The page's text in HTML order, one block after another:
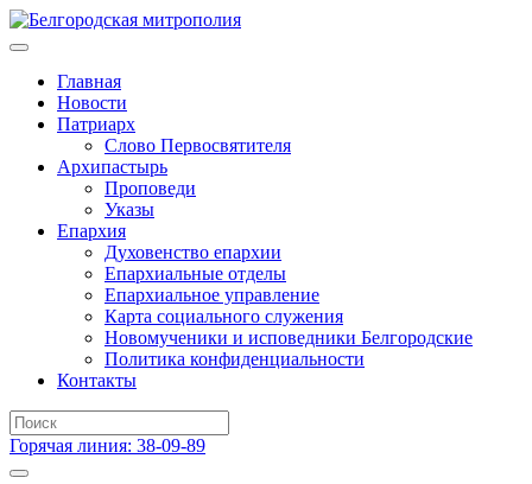
Главная
Новости
Патриарх
Слово Первосвятителя
Архипастырь
Проповеди
Указы
Епархия
Духовенство епархии
Епархиальные отделы
Епархиальное управление
Карта социального служения
Новомученики и исповедники Белгородские
Политика конфиденциальности
Контакты
Горячая линия: 38-09-89